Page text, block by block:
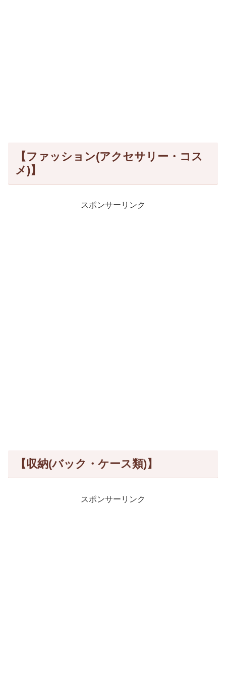
【ファッション(アクセサリー・コス
メ)】
スポンサーリンク
【収納(バック・ケース類)】
スポンサーリンク